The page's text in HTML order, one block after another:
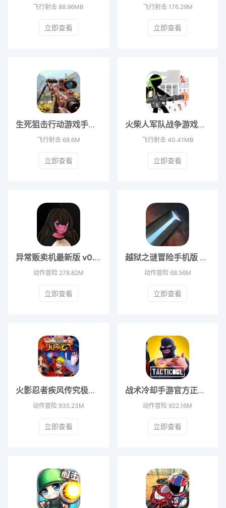
飞行射击 88.96MB
立即查看
飞行射击 176.29M
立即查看
生死狙击行动游戏手机版 v1.03
飞行射击 68.6M
立即查看
火柴人军队战争游戏安卓版 V36
飞行射击 40.41MB
立即查看
异常贩卖机最新版 v0.1.0.3
动作冒险278.82M
立即查看
越狱之谜冒险手机版 v3.0
动作冒险68.56M
立即查看
火影忍者疾风传究极忍者风暴官方版 v1.0.0
动作冒险935.23M
立即查看
战术冷却手游官方正版 v1.69.0
动作冒险 922.16M
立即查看